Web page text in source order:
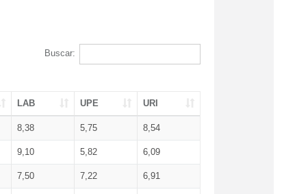
Buscar:
LAB UPE URI
8,38 5,75 8,54
9,10 5,82 6,09
7,50 7,22 6,91